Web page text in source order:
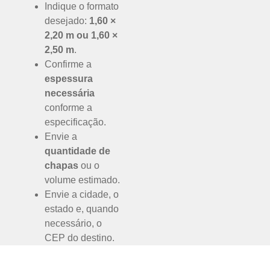
Indique o formato
desejado: 1,60 ×
2,20 m ou 1,60 ×
2,50 m.
Confirme a
espessura
necessária
conforme a
especificação.
Envie a
quantidade de
chapas ou o
volume estimado.
Envie a cidade, o
estado e, quando
necessário, o
CEP do destino.